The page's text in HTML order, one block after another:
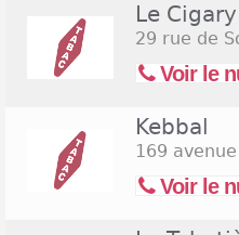
Le Cigary
29 rue de
Voir le
Kebbal
169
Voir le